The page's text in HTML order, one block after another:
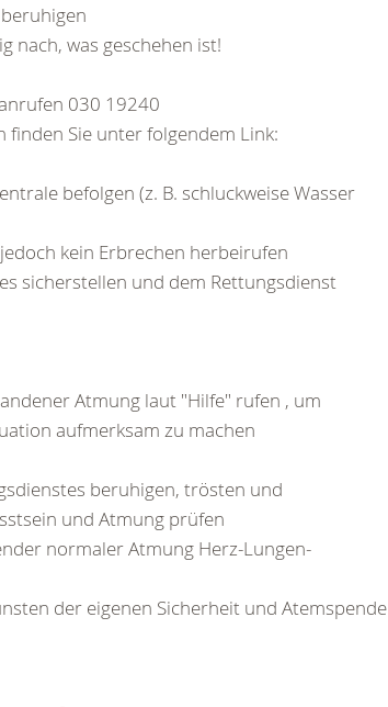
nach, was geschehen ist!
030 19240
Sie unter folgendem Link:
befolgen (z. B. schluckweise Wasser
kein Erbrechen herbeirufen
sicherstellen und dem Rettungsdienst
Atmung laut "Hilfe" rufen , um
aufmerksam zu machen
beruhigen, trösten und
und Atmung prüfen
normaler Atmung Herz-Lungen-
der eigenen Sicherheit und Atemspende